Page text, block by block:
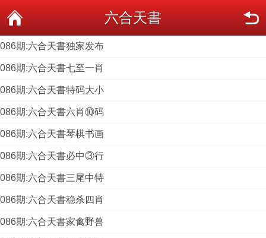
六合天書
086期:六合天書独家发布
086期:六合天書七至一肖
086期:六合天書特码大小
086期:六合天書六肖⑩码
086期:六合天書琴棋书画
086期:六合天書必中③行
086期:六合天書三尾中特
086期:六合天書稳杀四肖
086期:六合天書家禽野兽